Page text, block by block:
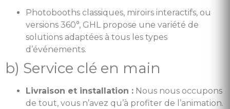
Photobooths classiques, miroirs interactifs, ou
versions 360°, GHL propose une variété de
solutions adaptées à tous les types
d’événements.
b) Service clé en main
Livraison et installation : Nous nous occupons
de tout, vous n’avez qu’à profiter de l’animation.